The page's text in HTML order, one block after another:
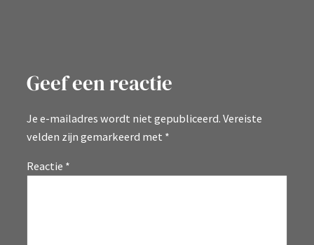
Geef een reactie
Je e-mailadres wordt niet gepubliceerd. Vereiste
velden zijn gemarkeerd met *
Reactie *